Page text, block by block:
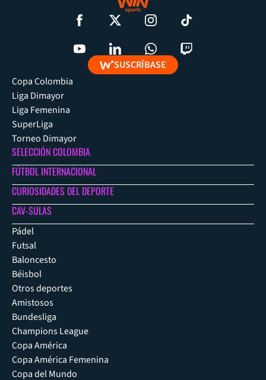
SUSCRÍBASE
Copa Colombia
Liga Dimayor
Liga Femenina
SuperLiga
Torneo Dimayor
SELECCIÓN COLOMBIA
FÚTBOL INTERNACIONAL
CURIOSIDADES DEL DEPORTE
CAV-SULAS
Pádel
Futsal
Baloncesto
Béisbol
Otros deportes
Amistosos
Bundesliga
Champions League
Copa América
Copa América Femenina
Copa del Mundo